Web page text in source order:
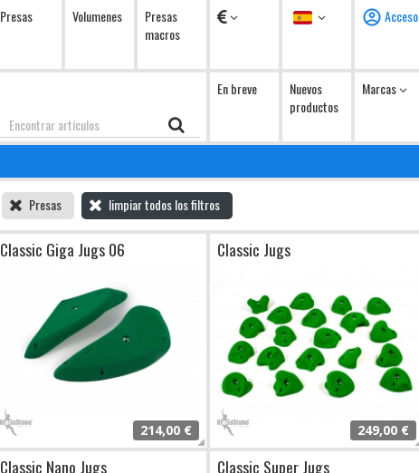
Presas Volumenes
Presas
macros
Monedas Idioma Acceso
Encontrar
En breve
Nuevos
productos
Marcas
Presas limpiar todos los filtros
Classic Giga Jugs 06
214,00 €
Classic Jugs
249,00 €
Classic Nano Jugs Classic Super Jugs